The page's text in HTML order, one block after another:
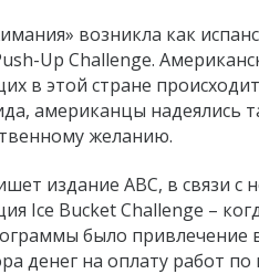
возникла как
Up Challenge.
в этой стране
американцы надеялись
желанию.
издание АВС, в связи
Ice Bucket Challenge –
было привлечение
денег на оплату работ